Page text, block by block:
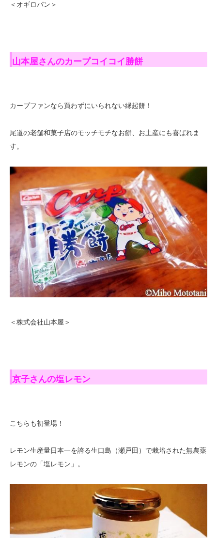
＜オギロパン＞
山本屋さんのカープコイコイ勝餅
カープファンなら買わずにいられない縁起餅！
尾道の老舗和菓子店のモッチモチなお餅、お土産にも喜ばれま
す。
＜株式会社山本屋＞
京子さんの塩レモン
こちらも初登場！
レモン生産量日本一を誇る生口島（瀬戸田）で栽培された無農薬
レモンの「塩レモン」。